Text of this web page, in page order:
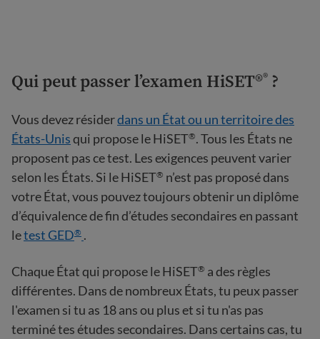
Qui peut passer l’examen HiSET®® ?
Vous devez résiderdans un État ou un territoire des
États-Unisqui propose le HiSET®. Tous les États ne
proposent pas ce test. Les exigences peuvent varier
selon les États. Si le HiSET® n’est pas proposé dans
votre État, vous pouvez toujours obtenir un diplôme
d’équivalence de fin d’études secondaires en passant
letest GED® .
Chaque État qui propose le HiSET® a des règles
différentes. Dans de nombreux États, tu peux passer
l'examen si tu as 18 ans ou plus et si tu n'as pas
terminé tes études secondaires. Dans certains cas, tu